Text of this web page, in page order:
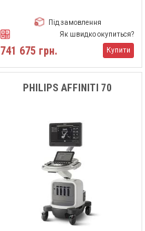
Під замовлення
Як швидко окупиться?
741 675 грн. Купити
PHILIPS AFFINITI 70